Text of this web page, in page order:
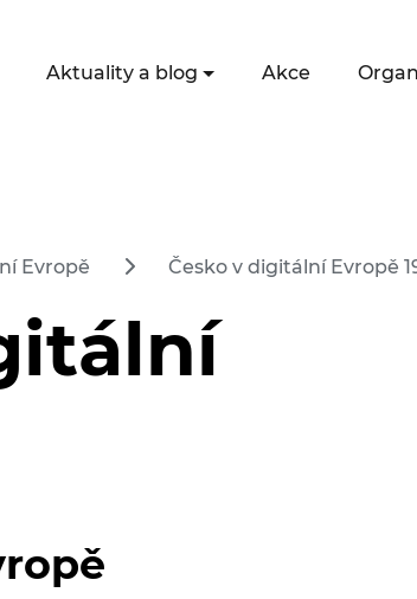
Aktuality a blog Akce
Evropě Česko v digitální Evropě